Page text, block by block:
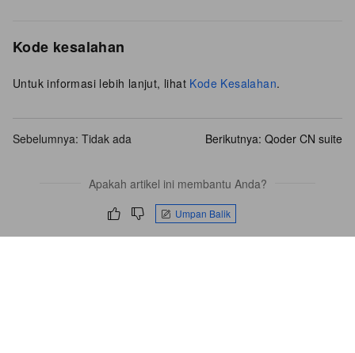
Kode kesalahan
Untuk informasi lebih lanjut, lihat Kode Kesalahan.
Sebelumnya: Tidak ada Berikutnya: Qoder CN suite
Apakah artikel ini membantu Anda?
Umpan Balik